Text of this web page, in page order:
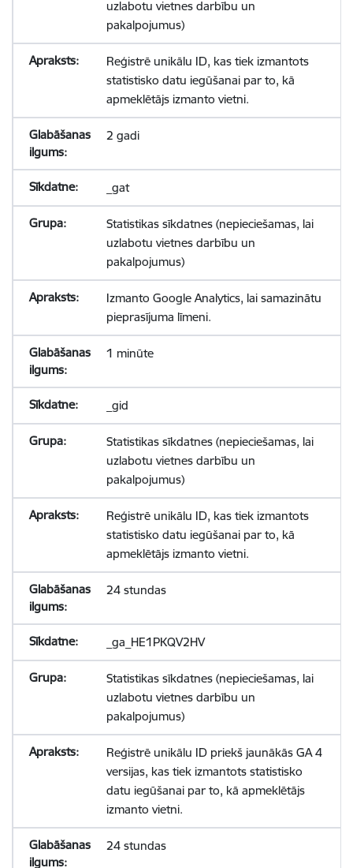
uzlabotu vietnes darbību un
pakalpojumus)
Reģistrē unikālu ID, kas tiek izmantots
statistisko datu iegūšanai par to, kā
apmeklētājs izmanto vietni.
2 gadi
_gat
Statistikas sīkdatnes (nepieciešamas, lai
uzlabotu vietnes darbību un
pakalpojumus)
Izmanto Google Analytics, lai samazinātu
pieprasījuma līmeni.
1 minūte
_gid
Statistikas sīkdatnes (nepieciešamas, lai
uzlabotu vietnes darbību un
pakalpojumus)
Reģistrē unikālu ID, kas tiek izmantots
statistisko datu iegūšanai par to, kā
apmeklētājs izmanto vietni.
24 stundas
_ga_HE1PKQV2HV
Statistikas sīkdatnes (nepieciešamas, lai
uzlabotu vietnes darbību un
pakalpojumus)
Reģistrē unikālu ID priekš jaunākās GA 4
versijas, kas tiek izmantots statistisko
datu iegūšanai par to, kā apmeklētājs
izmanto vietni.
24 stundas